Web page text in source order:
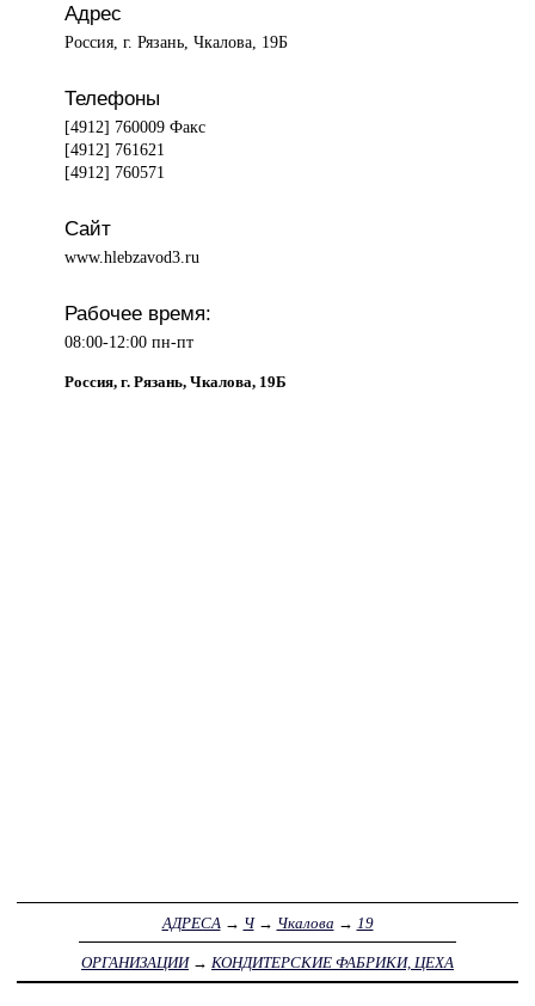
Адрес
Россия, г. Рязань, Чкалова, 19Б
Телефоны
[4912] 760009 Факс
[4912] 761621
[4912] 760571
Сайт
www.hlebzavod3.ru
Рабочее время:
08:00-12:00 пн-пт
Россия, г. Рязань, Чкалова, 19Б
АДРЕСА → Ч→ Чкалова → 19
ОРГАНИЗАЦИИ→ КОНДИТЕРСКИЕ ФАБРИКИ, ЦЕХА